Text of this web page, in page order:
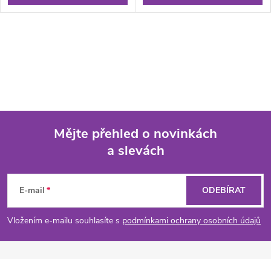
p
a
Mějte přehled o novinkách
a slevách
E-mail
Vložením e-mailu souhlasíte s podmínkami ochrany osobních údajů
ODEBÍRAT